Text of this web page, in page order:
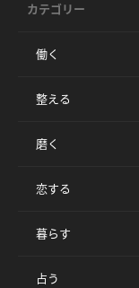
カテゴリー
働く
整える
磨く
恋する
暮らす
占う